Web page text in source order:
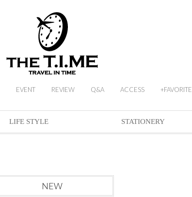
EVENT REVIEW Q&A ACCESS +FAVORITE
LIFE STYLE STATIONERY
NEW